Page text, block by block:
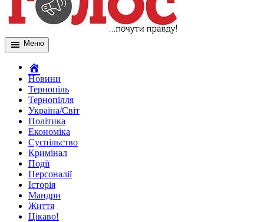
Меню
Новини
Тернопіль
Тернопілля
Україна/Світ
Політика
Економіка
Суспільство
Кримінал
Події
Персоналії
Історія
Мандри
Життя
Цікаво!